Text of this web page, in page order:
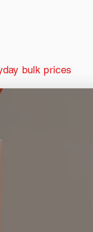
bulk prices